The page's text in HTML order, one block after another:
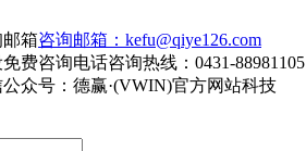
咨询邮箱：kefu@qiye126.com
咨询热线：0431-88981105
众号：德赢·(VWIN)官方网站科技